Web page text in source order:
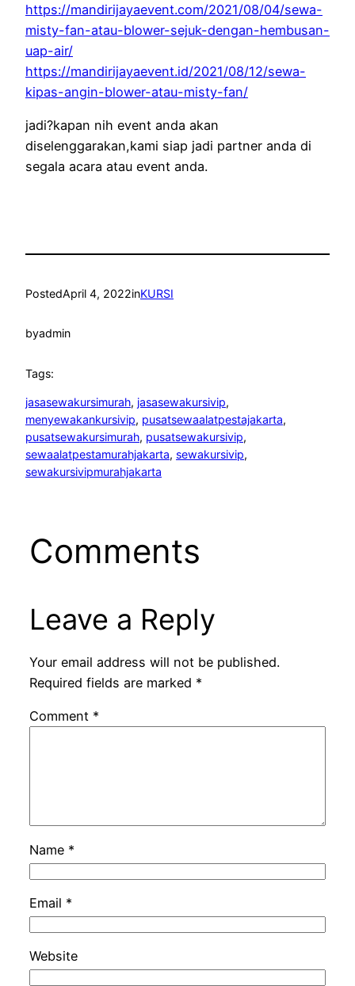
https://mandirijayaevent.com/2021/08/04/sewa-
misty-fan-atau-blower-sejuk-dengan-hembusan-
uap-air/
https://mandirijayaevent.id/2021/08/12/sewa-
kipas-angin-blower-atau-misty-fan/
jadi?kapan nih event anda akan
diselenggarakan,kami siap jadi partner anda di
segala acara atau event anda.
PostedApril 4, 2022inKURSI
byadmin
Tags:
jasasewakursimurah, jasasewakursivip
menyewakankursivip, pusatsewaalatpestajakarta
pusatsewakursimurah, pusatsewakursivip
sewaalatpestamurahjakarta, sewakursivip
sewakursivipmurahjakarta
Comments
Leave a Reply
Your email address will not be published.
Required fields are marked *
Comment *
Name *
Email *
Website